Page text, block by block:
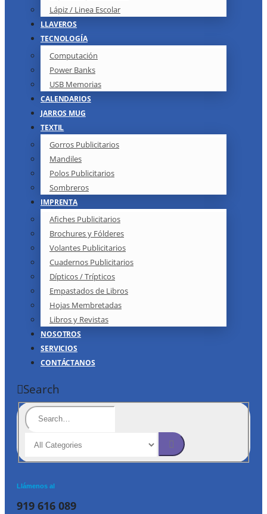
Lápiz / Linea Escolar
LLAVEROS
TECNOLOGÍA
Computación
Power Banks
USB Memorias
CALENDARIOS
JARROS MUG
TEXTIL
Gorros Publicitarios
Mandiles
Polos Publicitarios
Sombreros
IMPRENTA
Afiches Publicitarios
Brochures y Fólderes
Volantes Publicitarios
Cuadernos Publicitarios
Dípticos / Trípticos
Empastados de Libros
Hojas Membretadas
Libros y Revistas
NOSOTROS
SERVICIOS
CONTÁCTANOS
Search
Llámenos al
919 616 089